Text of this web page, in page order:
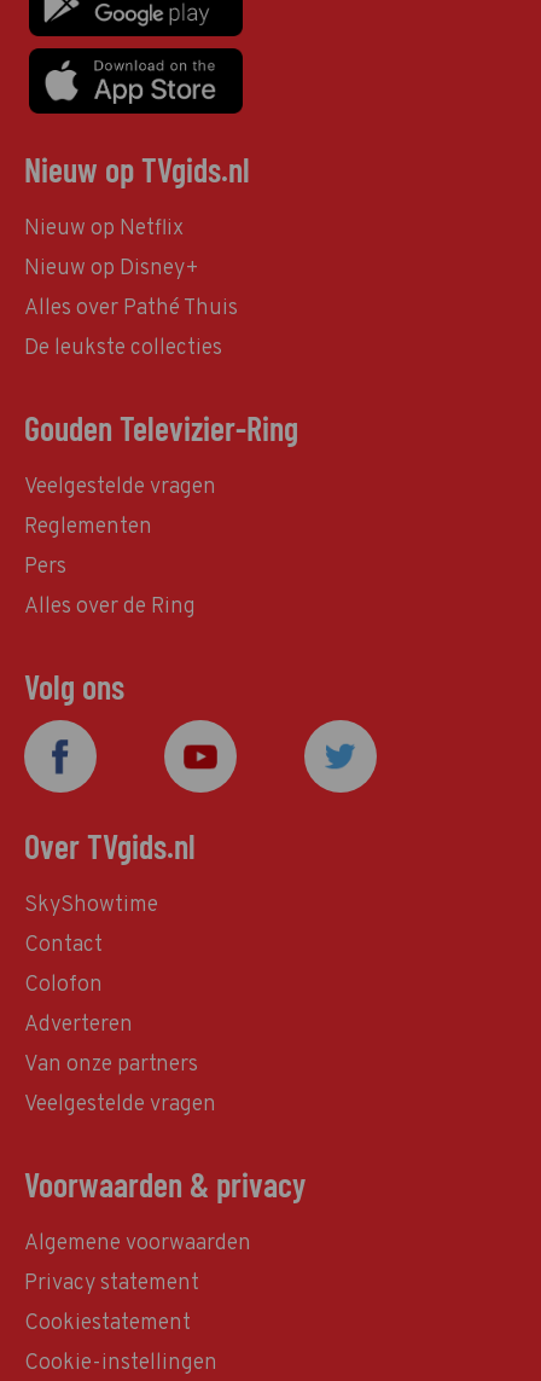
Nieuw op TVgids.nl
Nieuw op Netflix
Nieuw op Disney+
Alles over Pathé Thuis
De leukste collecties
Gouden Televizier-Ring
Veelgestelde vragen
Reglementen
Pers
Alles over de Ring
Volg ons
Over TVgids.nl
SkyShowtime
Contact
Colofon
Adverteren
Van onze partners
Veelgestelde vragen
Voorwaarden & privacy
Algemene voorwaarden
Privacy statement
Cookiestatement
Cookie-instellingen